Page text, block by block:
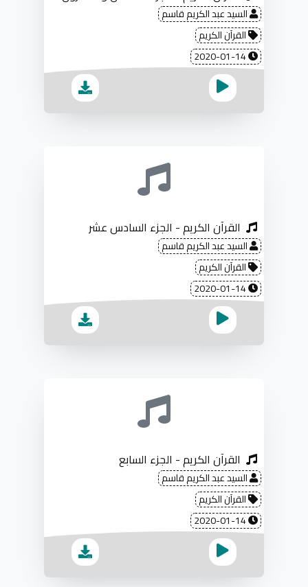
السيد عبد الكريم قاسم
القرآن الكريم
القرآن الكريم - الجزء السادس عشر
السيد عبد الكريم قاسم
القرآن الكريم
القرآن الكريم - الجزء السابع
السيد عبد الكريم قاسم
القرآن الكريم